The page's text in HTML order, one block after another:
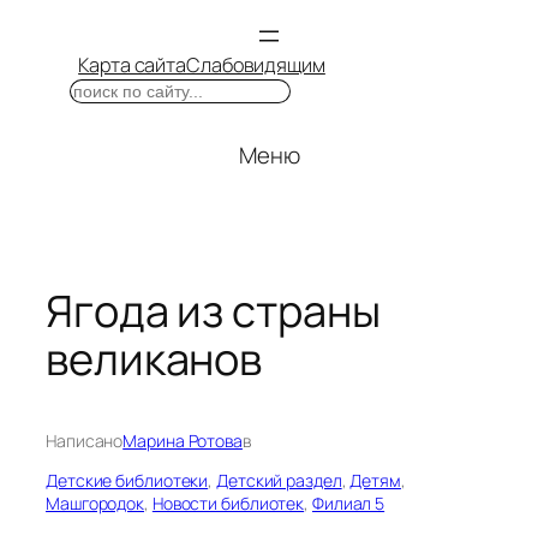
Карта сайтаСлабовидящим
Поиск
Меню
Ягода из страны
великанов
НаписаноМарина Ротовав
Детские библиотеки, Детский раздел, Детям
Машгородок, Новости библиотек, Филиал 5